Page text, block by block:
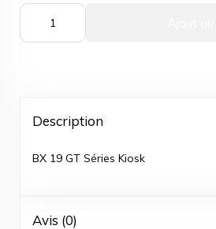
Description
BX 19 GT Séries Kiosk
Avis (0)